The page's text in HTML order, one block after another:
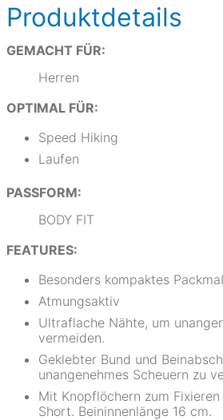
Produktdetails
GEMACHT FÜR:
Herren
OPTIMAL FÜR:
Speed Hiking
Laufen
PASSFORM:
BODY FIT
FEATURES:
Besonders kompaktes
Atmungsaktiv
Ultraflache Nähte, um
vermeiden.
Geklebter Bund und
unangenehmes Scheuern zu
Mit Knopflöchern zum
Short. Beininnenlänge 16 cm.